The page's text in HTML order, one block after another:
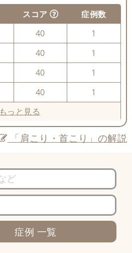
スコア
症例数
40
1
40
1
40
1
40
1
もっと見る
「肩こり・首こり」の解説
症例 一覧